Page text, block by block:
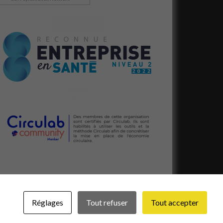
Réglages Tout refuser Tout accepter